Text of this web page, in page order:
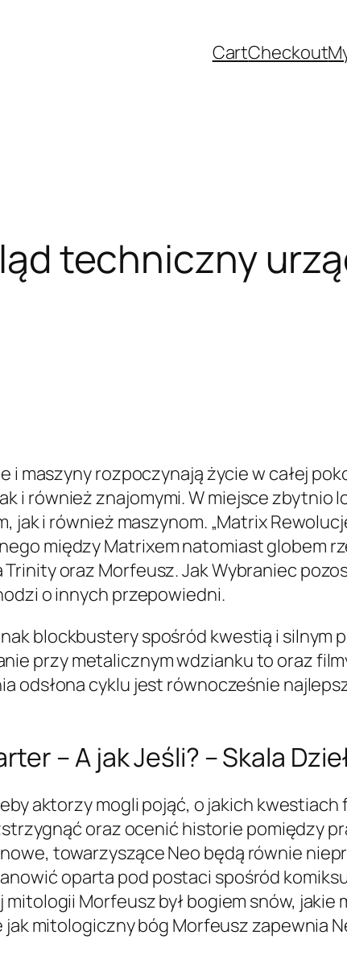
CartCheckout
techniczny
maszyny rozpoczynają życie w całej
i również znajomymi. W miejsce zbytnio
i również maszynom. „Matrix
między Matrixem natomiast globem
oraz Morfeusz. Jak Wybraniec
o innych przepowiedni.
blockbustery spośród kwestią i silnym
przy metalicznym wdzianku to oraz
odsłona cyklu jest równocześnie
– A jak Jeśli? – Skala
aktorzy mogli pojąć, o jakich
oraz ocenić historie pomiędzy
towarzyszące Neo będą równie
oparta pod postaci spośród
Morfeusz był bogiem snów, jakie
mitologiczny bóg Morfeusz zapewnia